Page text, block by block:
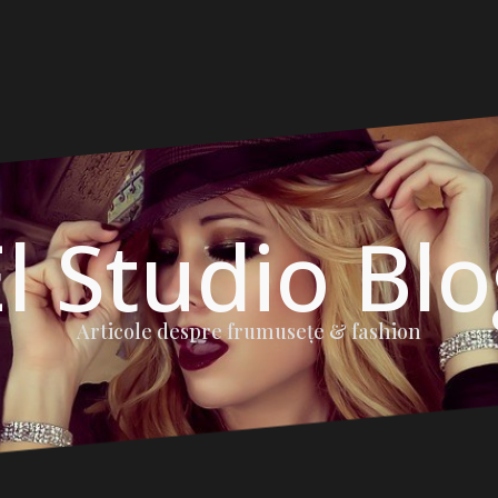
Studio
Articole despre frumuseţe & fashion